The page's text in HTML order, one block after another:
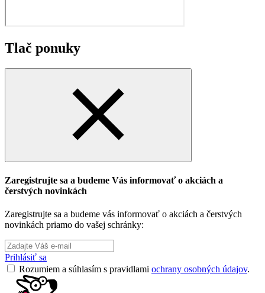
Tlač ponuky
Zaregistrujte sa a budeme Vás informovať o akciách a
čerstvých novinkách
Zaregistrujte sa a budeme vás informovať o akciách a čerstvých
novinkách priamo do vašej schránky:
Prihlásiť sa
Rozumiem a súhlasím s pravidlami ochrany osobných údajov.